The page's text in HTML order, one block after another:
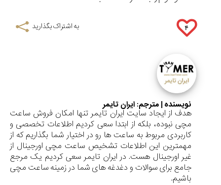
۴ به اشتراک بگذارید
نویسنده | مترجم: ایران تایمر
هدف از ایجاد سایت ایران تایمر تنها امکان فروش ساعت
مچی نبوده، بلکه از ابتدا سعی کردیم اطلاعات تخصصی و
کاربردی مربوط به ساعت ها رو در اختیار شما بگذاریم که از
مهمترین این اطلاعات تشخیص ساعت مچی اورجینال از
غیر اورجینال هست. در ایران تایمر سعی کردیم یک مرجع
جامع برای سوالات و دغدغه های شما در زمینه ساعت مچی
باشیم.